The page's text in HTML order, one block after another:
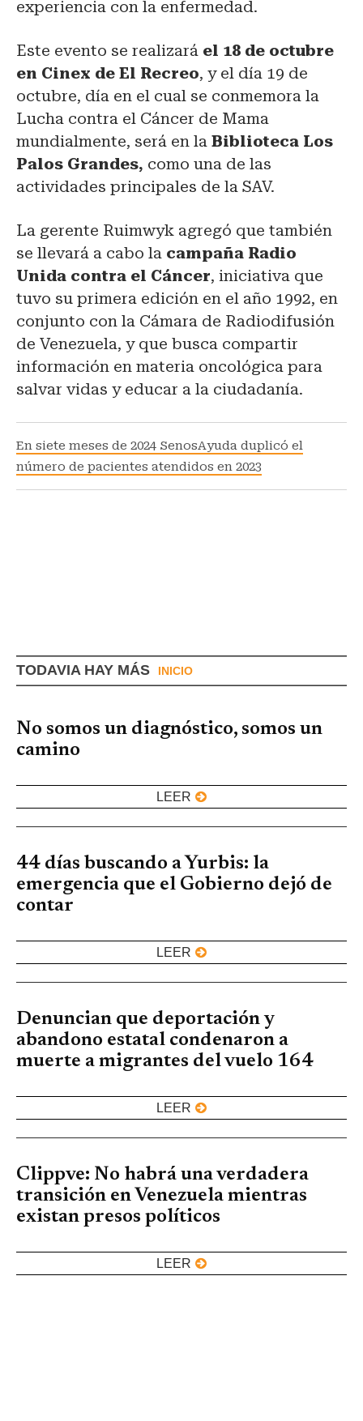
experiencia con la enfermedad.
Este evento se realizará el 18 de octubre
en Cinex de El Recreo, y el día 19 de
octubre, día en el cual se conmemora la
Lucha contra el Cáncer de Mama
mundialmente, será en la Biblioteca Los
Palos Grandes, como una de las
actividades principales de la SAV.
La gerente Ruimwyk agregó que también
se llevará a cabo la campaña Radio
Unida contra el Cáncer, iniciativa que
tuvo su primera edición en el año 1992, en
conjunto con la Cámara de Radiodifusión
de Venezuela, y que busca compartir
información en materia oncológica para
salvar vidas y educar a la ciudadanía.
En siete meses de 2024 SenosAyuda duplicó el
número de pacientes atendidos en 2023
TODAVIA HAY MÁS INICIO
No somos un diagnóstico, somos un
camino
LEER
44 días buscando a Yurbis: la
emergencia que el Gobierno dejó de
contar
LEER
Denuncian que deportación y
abandono estatal condenaron a
muerte a migrantes del vuelo 164
LEER
Clippve: No habrá una verdadera
transición en Venezuela mientras
existan presos políticos
LEER